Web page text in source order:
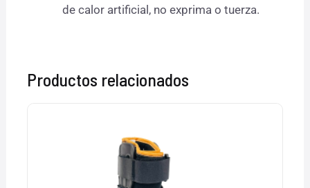
de calor artificial, no exprima o tuerza.
Productos relacionados